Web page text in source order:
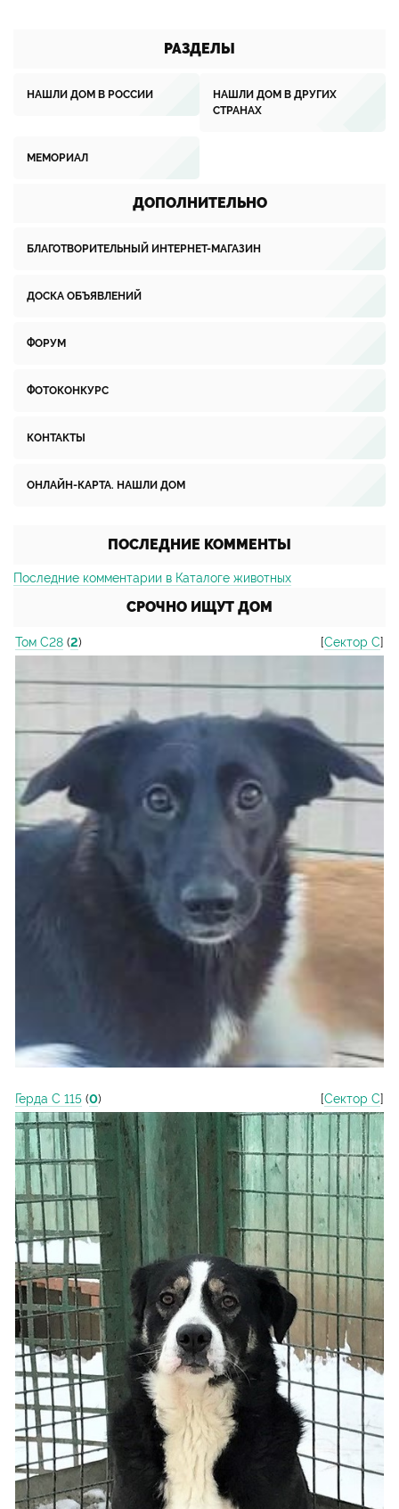
РАЗДЕЛЫ
НАШЛИ ДОМ В РОССИИ
НАШЛИ ДОМ В ДРУГИХ
СТРАНАХ
МЕМОРИАЛ
ДОПОЛНИТЕЛЬНО
БЛАГОТВОРИТЕЛЬНЫЙ ИНТЕРНЕТ-МАГАЗИН
ДОСКА ОБЪЯВЛЕНИЙ
ФОРУМ
ФОТОКОНКУРС
КОНТАКТЫ
ОНЛАЙН-КАРТА. НАШЛИ ДОМ
ПОСЛЕДНИЕ КОММЕНТЫ
Последние комментарии в Каталоге животных
СРОЧНО ИЩУТ ДОМ
Том С28 (2) [Сектор С]
Герда С 115 (0) [Сектор С]